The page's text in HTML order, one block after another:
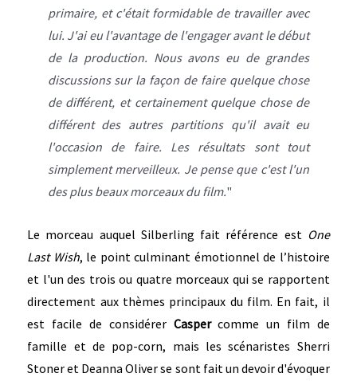
primaire, et c'était formidable de travailler avec
lui. J'ai eu l'avantage de l'engager avant le début
de la production. Nous avons eu de grandes
discussions sur la façon de faire quelque chose
de différent, et certainement quelque chose de
différent des autres partitions qu'il avait eu
l'occasion de faire. Les résultats sont tout
simplement merveilleux. Je pense que c'est l'un
des plus beaux morceaux du film."
Le morceau auquel Silberling fait référence est One
Last Wish, le point culminant émotionnel de l’histoire
et l'un des trois ou quatre morceaux qui se rapportent
directement aux thèmes principaux du film. En fait, il
est facile de considérer Caspercomme un film de
famille et de pop-corn, mais les scénaristes Sherri
Stoner et Deanna Oliver se sont fait un devoir d'évoquer